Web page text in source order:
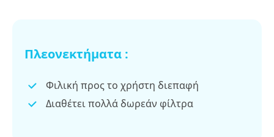
Πλεονεκτήματα :
Φιλική προς το χρήστη διεπαφή
Διαθέτει πολλά δωρεάν φίλτρα